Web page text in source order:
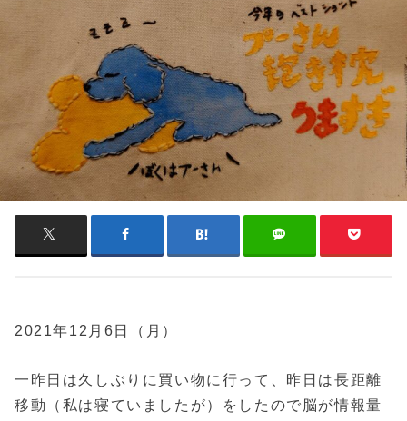
2021年12月6日（月）
一昨日は久しぶりに買い物に行って、昨日は長距離
移動（私は寝ていましたが）をしたので脳が情報量